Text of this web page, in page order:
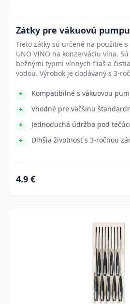
Zátky pre vákuovú
Tieto zátky sú určené na použitie
UNO VINO na konzerváciu vína.
bežnými typmi vínnych fliaš a
vodou. Výrobok je dodávaný s 3-
Kompatibilné s vákuovou
Vhodné pre väčšinu
Jednoduchá údržba pod
Dlhšia životnosť s 3-ročnou
4.9 €